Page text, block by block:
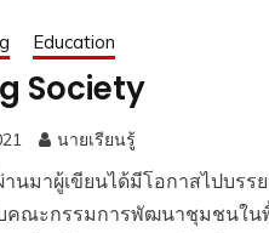
Education
Society
นายเรียนรู้
นมาผู้เขียนได้มีโอกาสไปบรร
บคณะกรรมการพัฒนาชุมชนใ